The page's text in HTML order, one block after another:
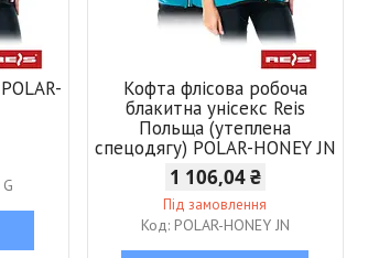
Кофта флісова робоча
блакитна унісекс Reis
Польща (утеплена
спецодягу) POLAR-HONEY JN
1 106,04 ₴
Під замовлення
POLAR-HONEY JN